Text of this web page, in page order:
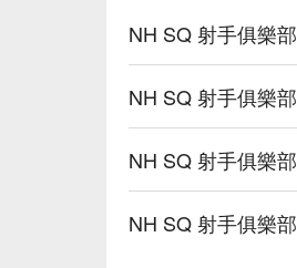
NH SQ 射手俱樂
NH SQ 射手俱樂
NH SQ 射手俱樂
NH SQ 射手俱樂